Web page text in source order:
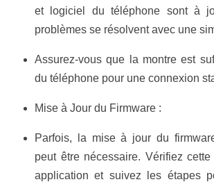
et logiciel du téléphone sont à
problèmes se résolvent avec une
Assurez-vous que la montre est
du téléphone pour une connexion
Mise à Jour du Firmware :
Parfois, la mise à jour du
peut être nécessaire. Vérifiez
application et suivez les étapes